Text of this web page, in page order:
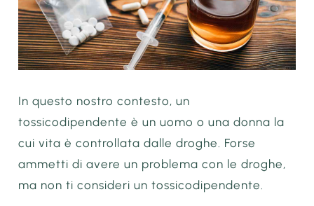
In questo nostro contesto, un
tossicodipendente è un uomo o una donna la
cui vita è controllata dalle droghe. Forse
ammetti di avere un problema con le droghe,
ma non ti consideri un tossicodipendente.